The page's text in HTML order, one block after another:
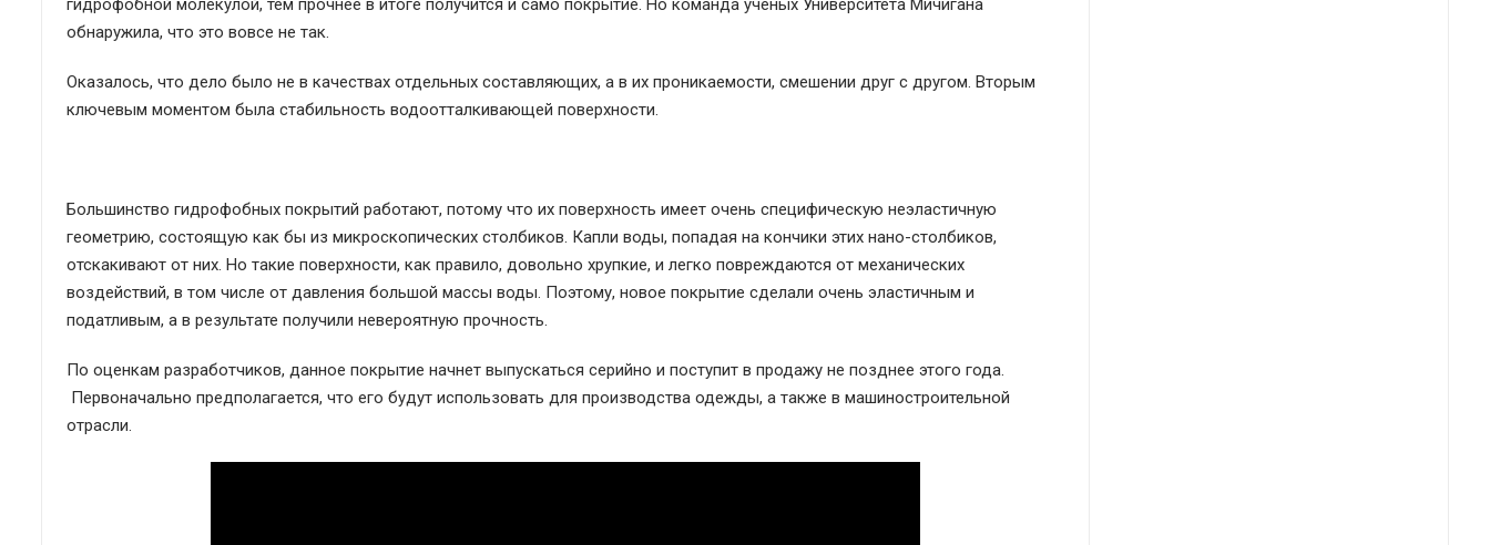
гидрофобной молекулой, тем прочнее в итоге получится и само покрытие. Но команда ученых Университета Мичигана
обнаружила, что это вовсе не так.
Оказалось, что дело было не в качествах отдельных составляющих, а в их проникаемости, смешении друг с другом. Вторым
ключевым моментом была стабильность водоотталкивающей поверхности.
Большинство гидрофобных покрытий работают, потому что их поверхность имеет очень специфическую неэластичную
геометрию, состоящую как бы из микроскопических столбиков. Капли воды, попадая на кончики этих нано-столбиков,
отскакивают от них. Но такие поверхности, как правило, довольно хрупкие, и легко повреждаются от механических
воздействий, в том числе от давления большой массы воды. Поэтому, новое покрытие сделали очень эластичным и
податливым, а в результате получили невероятную прочность.
По оценкам разработчиков, данное покрытие начнет выпускаться серийно и поступит в продажу не позднее этого года.
Первоначально предполагается, что его будут использовать для производства одежды, а также в машиностроительной
отрасли.